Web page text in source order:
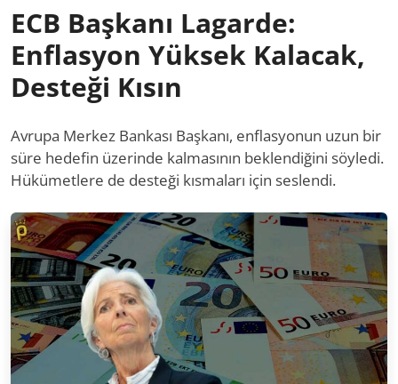
ECB Başkanı Lagarde:
Enflasyon Yüksek Kalacak,
Desteği Kısın
Avrupa Merkez Bankası Başkanı, enflasyonun uzun bir
süre hedefin üzerinde kalmasının beklendiğini söyledi.
Hükümetlere de desteği kısmaları için seslendi.